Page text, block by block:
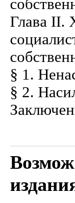
Глава II.
§ 1.
§ 2.